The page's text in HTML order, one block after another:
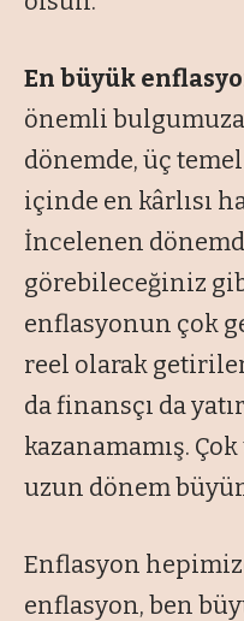
En büyük
önemli
dönemde, üç
içinde en kârlısı
İncelenen
görebileceğiniz
enflasyonun çok
reel olarak
da finansçı da
kazanamamış.
uzun dönem
Enflasyon
enflasyon, ben